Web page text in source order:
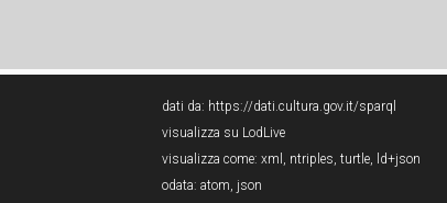
dati da: https://dati.cultura.gov.it/sparql
visualizza su LodLive
visualizza come: xml , ntriples, turtle, ld+json
odata: atom, json